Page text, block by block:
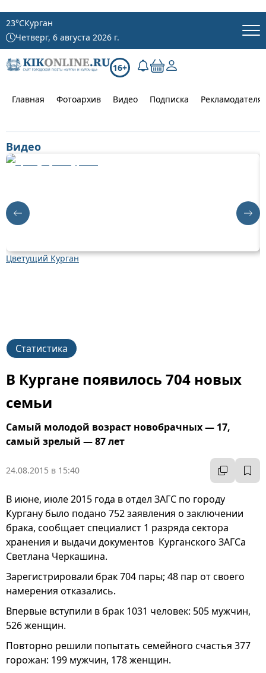
23°CКурган
Четверг, 6 августа 2026 г.
16+
Главная Фотоархив Видео Подписка
Видео
Цветущий Курган
Статистика
В Кургане появилось 704 новых
семьи
Самый молодой возраст новобрачных — 17,
самый зрелый — 87 лет
24.08.2015 в 15:40
В июне, июле 2015 года в отдел ЗАГС по городу
Кургану было подано 752 заявления о заключении
брака, сообщает специалист 1 разряда сектора
хранения и выдачи документов Курганского ЗАГСа
Светлана Черкашина.
Зарегистрировали брак 704 пары; 48 пар от своего
намерения отказались.
Впервые вступили в брак 1031 человек: 505 мужчин,
526 женщин.
Повторно решили попытать семейного счастья 377
горожан: 199 мужчин, 178 женщин.